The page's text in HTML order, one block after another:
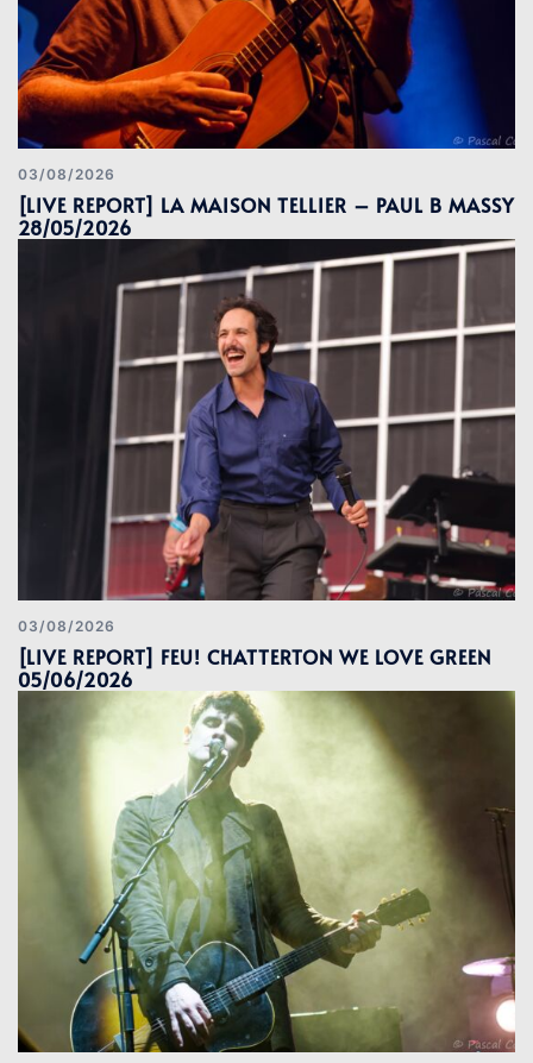
03/08/2026
[LIVE REPORT] LA MAISON TELLIER – PAUL B MASSY
28/05/2026
03/08/2026
[LIVE REPORT] FEU! CHATTERTON WE LOVE GREEN
05/06/2026